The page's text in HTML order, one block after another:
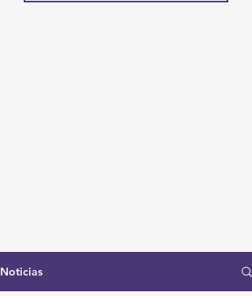
Noticias